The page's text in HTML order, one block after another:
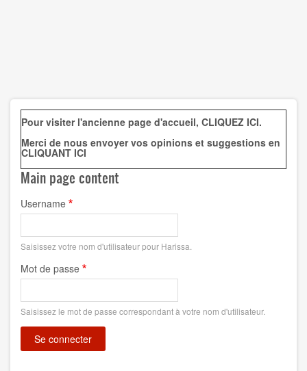
Pour visiter l'ancienne page d'accueil, CLIQUEZ ICI.
Merci de nous envoyer vos opinions et suggestions en
CLIQUANT ICI
Main page content
Username
Saisissez votre nom d'utilisateur pour Harissa.
Mot de passe
Saisissez le mot de passe correspondant à votre nom d'utilisateur.